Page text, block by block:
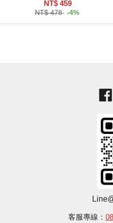
NT$ 459
NT$ 478 -4%
客服專線：